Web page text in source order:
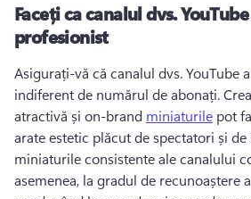
Faceți ca canalul dvs.
profesionist
Asigurați-vă că canalul dvs. YouTube
indiferent de numărul de abonați.
atractivă și on-brand miniaturile pot
arate estetic plăcut de spectatori și
miniaturile consistente ale canalului
asemenea, la gradul de recunoaștere